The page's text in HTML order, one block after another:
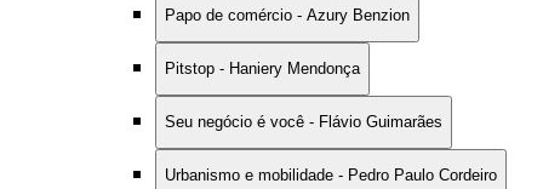
Papo de comércio - Azury Benzion
Pitstop - Haniery Mendonça
Seu negócio é você - Flávio Guimarães
Urbanismo e mobilidade - Pedro Paulo Cordeiro